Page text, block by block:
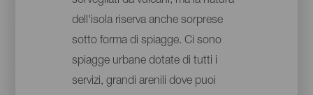
dell'isola riserva anche sorprese
sotto forma di spiagge. Ci sono
spiagge urbane dotate di tutti i
servizi, grandi arenili dove puoi